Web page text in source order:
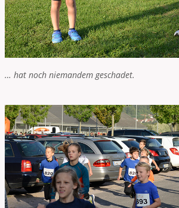
… hat noch niemandem geschadet.